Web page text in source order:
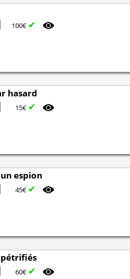
100€ ✔
hasard
15€ ✔
espion
45€ ✔
pétrifiés
60€ ✔